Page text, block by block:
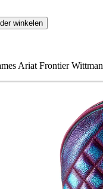
winkelen
Ariat Frontier Wittman